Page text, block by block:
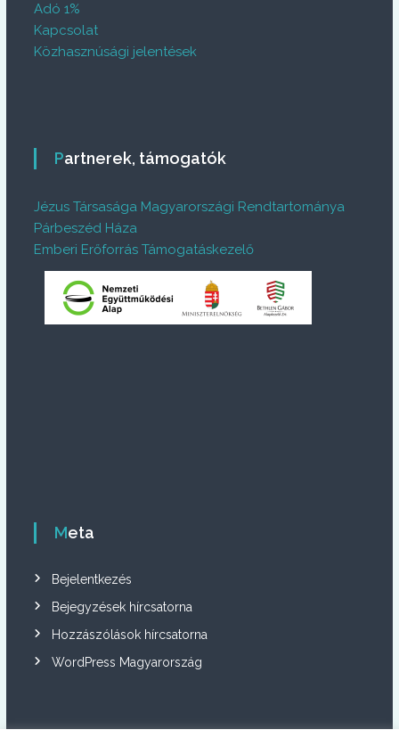
Adó 1%
Kapcsolat
Közhasznúsági jelentések
Partnerek, támogatók
Jézus Társasága Magyarországi Rendtartománya
Párbeszéd Háza
Emberi Erőforrás Támogatáskezelő
Meta
Bejelentkezés
Bejegyzések hírcsatorna
Hozzászólások hírcsatorna
WordPress Magyarország